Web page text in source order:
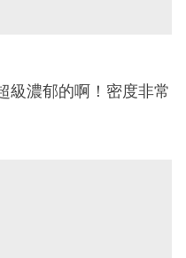
級濃郁的啊！密度非常